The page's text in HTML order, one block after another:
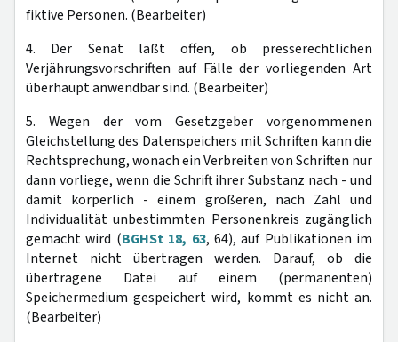
fiktive Personen. (Bearbeiter)
4. Der Senat läßt offen, ob presserechtlichen
Verjährungsvorschriften auf Fälle der vorliegenden Art
überhaupt anwendbar sind. (Bearbeiter)
5. Wegen der vom Gesetzgeber vorgenommenen
Gleichstellung des Datenspeichers mit Schriften kann die
Rechtsprechung, wonach ein Verbreiten von Schriften nur
dann vorliege, wenn die Schrift ihrer Substanz nach - und
damit körperlich - einem größeren, nach Zahl und
Individualität unbestimmten Personenkreis zugänglich
gemacht wird (BGHSt 18, 63, 64), auf Publikationen im
Internet nicht übertragen werden. Darauf, ob die
übertragene Datei auf einem (permanenten)
Speichermedium gespeichert wird, kommt es nicht an.
(Bearbeiter)